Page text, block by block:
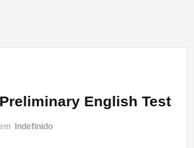
English Test
Indefinido